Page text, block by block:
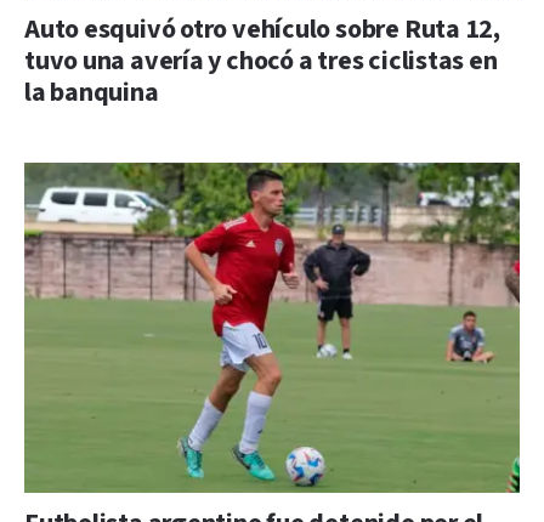
Auto esquivó otro vehículo sobre Ruta 12,
tuvo una avería y chocó a tres ciclistas en
la banquina